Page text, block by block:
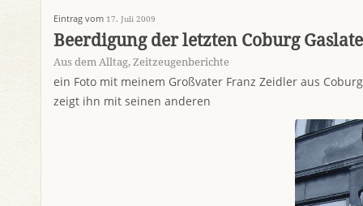
Eintrag vom 17. Juli 2009
Beerdigung der letzten Coburg
Aus dem Alltag, Zeitzeugenberichte
ein Foto mit meinem Großvater Franz Zeidler aus
zeigt ihn mit seinen anderen